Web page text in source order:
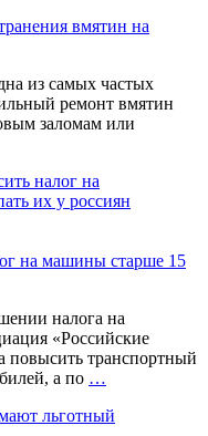
вмятин на
из самых частых
ремонт вмятин
заломам или
на машины старше 15
налога на
«Российские
повысить транспортный
а по …